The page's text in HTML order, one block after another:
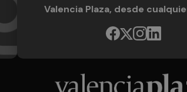
Valencia Plaza, desde